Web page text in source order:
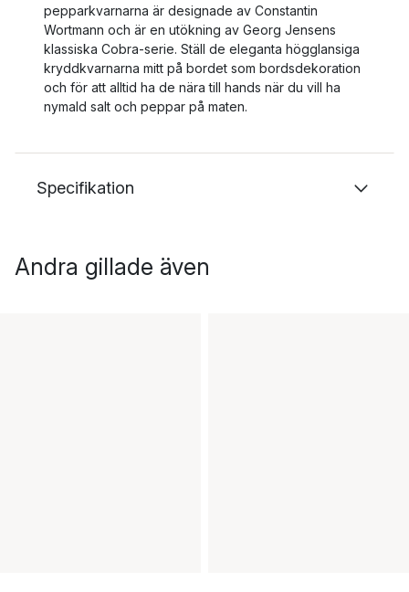
pepparkvarnarna är designade av Constantin
Wortmann och är en utökning av Georg Jensens
klassiska Cobra-serie. Ställ de eleganta högglansiga
kryddkvarnarna mitt på bordet som bordsdekoration
och för att alltid ha de nära till hands när du vill ha
nymald salt och peppar på maten.
Specifikation
Andra gillade även